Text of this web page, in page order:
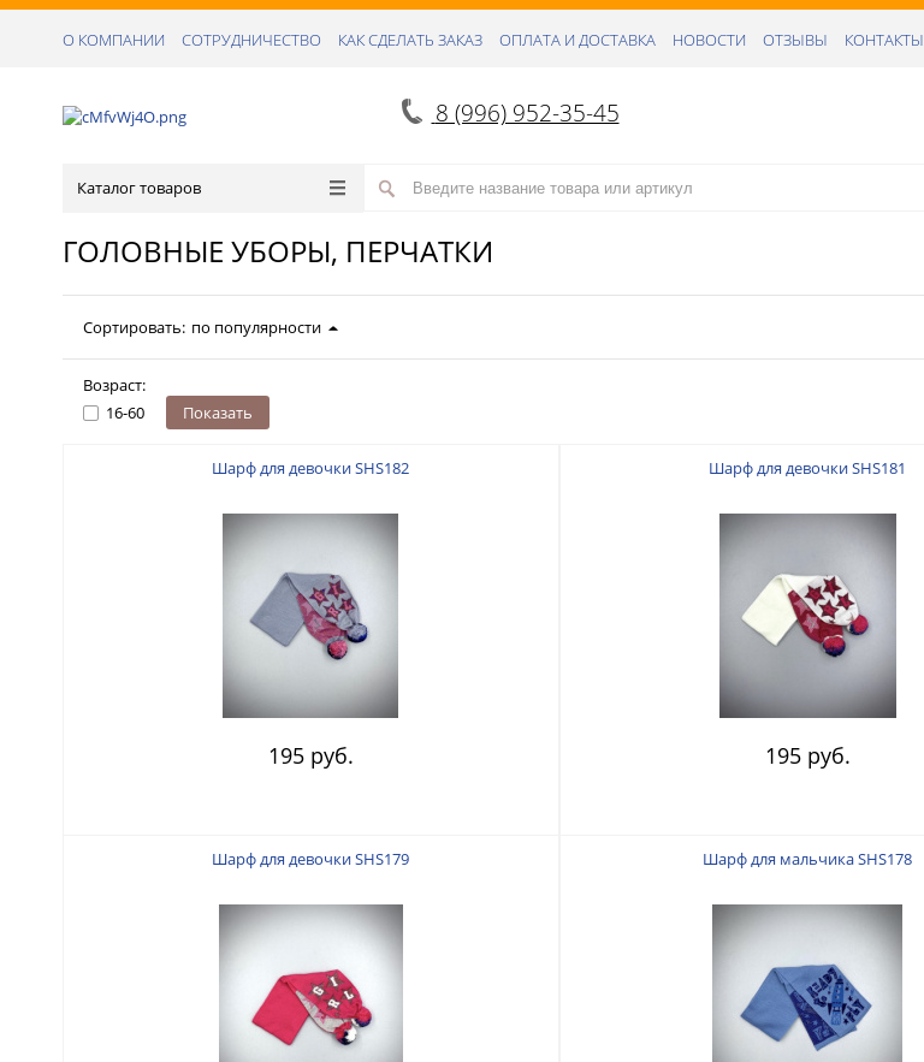
О КОМПАНИИ СОТРУДНИЧЕСТВО КАК СДЕЛАТЬ ЗАКАЗ ОПЛАТА И ДОСТАВКА НОВОСТИ ОТЗЫВЫ КОНТАКТЫ
8 (996) 952-35-45
Каталог товаров
ГОЛОВНЫЕ УБОРЫ, ПЕРЧАТКИ
Сортировать: по популярности
Возраст:
16-60
Показать
Шарф для девочки SHS182
195 руб.
Шарф для девочки SHS181
195 руб.
Шарф для девочки SHS179 Шарф для мальчика SHS178